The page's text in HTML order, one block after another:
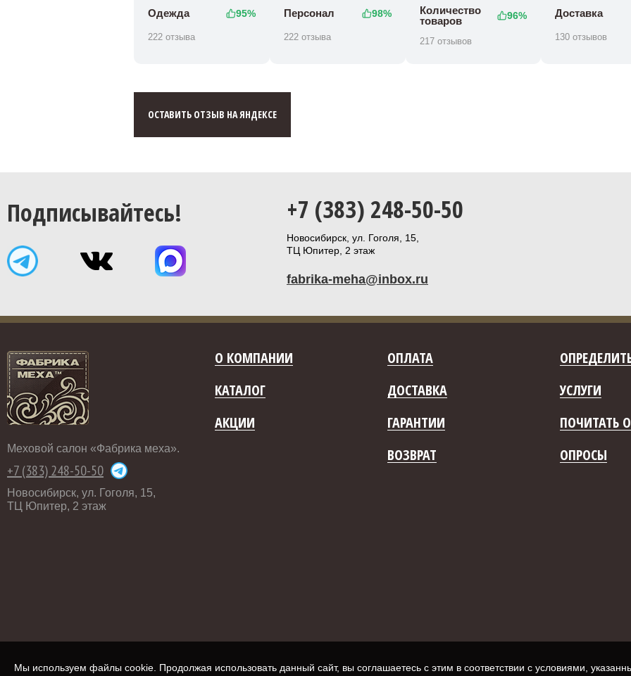
Одежда 95%
222 отзыва
Персонал 98%
222 отзыва
Количество
товаров
96%
217 отзывов
Доставка
130 отзывов
ОСТАВИТЬ ОТЗЫВ НА ЯНДЕКСЕ
Подписывайтесь! +7 (383) 248-50-50
Новосибирск, ул. Гоголя, 15,
ТЦ Юпитер, 2 этаж
fabrika-meha@inbox.ru
Меховой салон «Фабрика меха».
+7 (383) 248-50-50
Новосибирск, ул. Гоголя, 15,
ТЦ Юпитер, 2 этаж
О КОМПАНИИ ОПЛАТА
КАТАЛОГ
ДОСТАВКА
УСЛУГИ
АКЦИИ
ГАРАНТИИ
ПОЧИТАТЬ
ВОЗВРАТ
ОПРОСЫ
Мы используем файлы cookie. Продолжая использовать данный сайт, вы соглашаетесь с этим в соответствии с условиями,